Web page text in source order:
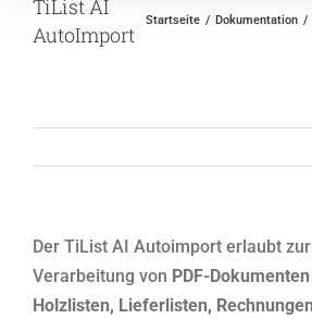
TiList AI
AutoImport
Startseite Dokumentation
Der TiList AI Autoimport erlaubt
Verarbeitung von PDF-Dokumenten
Holzlisten, Lieferlisten,